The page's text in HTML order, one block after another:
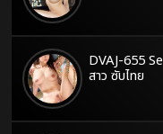
DVAJ-655
สาว ซับไทย